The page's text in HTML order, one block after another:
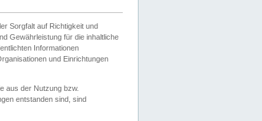
Sorgfalt auf Richtigkeit und
Gewährleistung für die inhaltliche
Informationen
und Einrichtungen
aus der Nutzung bzw.
entstanden sind, sind